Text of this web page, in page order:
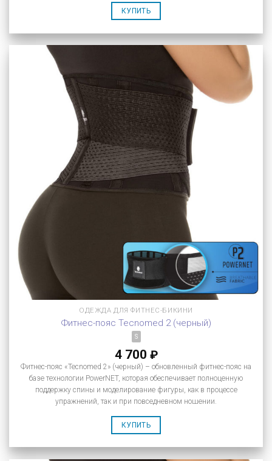
КУПИТЬ
ОДЕЖДА ДЛЯ ФИТНЕС-БИКИНИ
Фитнес-пояс Tecnomed 2 (черный)
S
4 700 ₽
Фитнес-пояс «Tecnomed 2» (черный) – обновленный фитнес-пояс на
базе технологии PowerNET, которая обеспечивает полноценную
поддержку спины и моделирование фигуры, как в процессе
упражнений, так и при повседневном ношении.
КУПИТЬ